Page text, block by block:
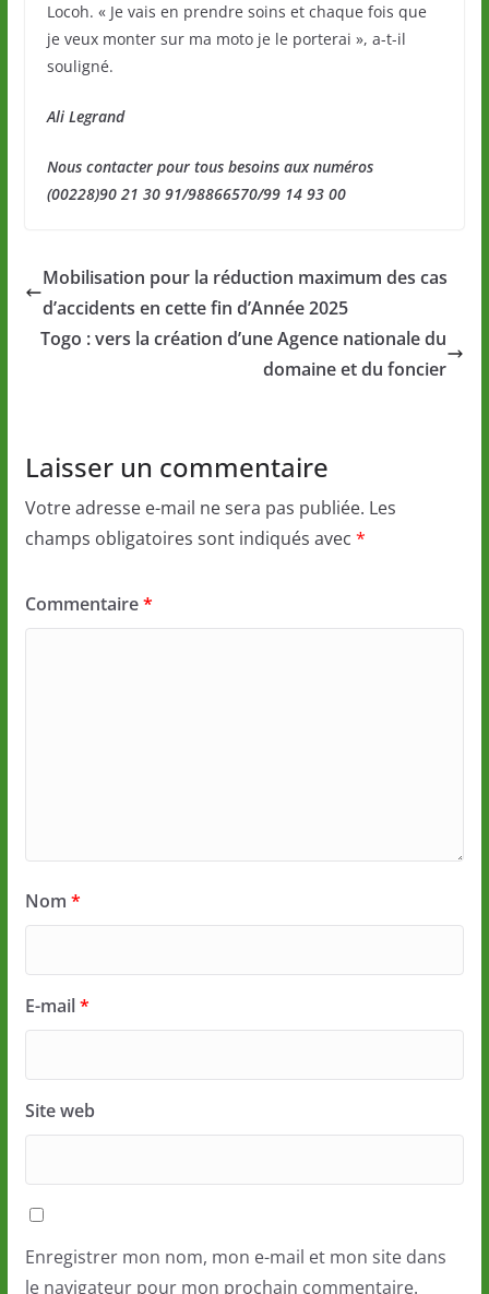
Locoh. « Je vais en prendre soins et chaque fois que
je veux monter sur ma moto je le porterai », a-t-il
souligné.
Ali Legrand
Nous contacter pour tous besoins aux numéros
(00228)90 21 30 91/98866570/99 14 93 00
Mobilisation pour la réduction maximum des cas
d’accidents en cette fin d’Année 2025
Togo : vers la création d’une Agence nationale du
domaine et du foncier
Laisser un commentaire
Votre adresse e-mail ne sera pas publiée. Les
champs obligatoires sont indiqués avec *
Commentaire*
Nom *
E-mail*
Site web
Enregistrer mon nom, mon e-mail et mon site dans
le navigateur pour mon prochain commentaire.